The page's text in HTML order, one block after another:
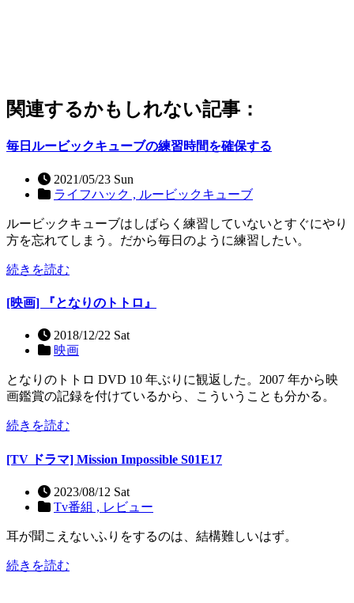
関連するかもしれない記事：
毎日ルービックキューブの練習時間を確保する
2021/05/23 Sun
ライフハック , ルービックキューブ
ルービックキューブはしばらく練習していないとすぐにやり
方を忘れてしまう。だから毎日のように練習したい。
続きを読む
[映画] 『となりのトトロ』
2018/12/22 Sat
映画
となりのトトロ DVD 10 年ぶりに観返した。2007 年から映
画鑑賞の記録を付けているから、こういうことも分かる。
続きを読む
[TV ドラマ] Mission Impossible S01E17
2023/08/12 Sat
Tv番組 , レビュー
耳が聞こえないふりをするのは、結構難しいはず。
続きを読む